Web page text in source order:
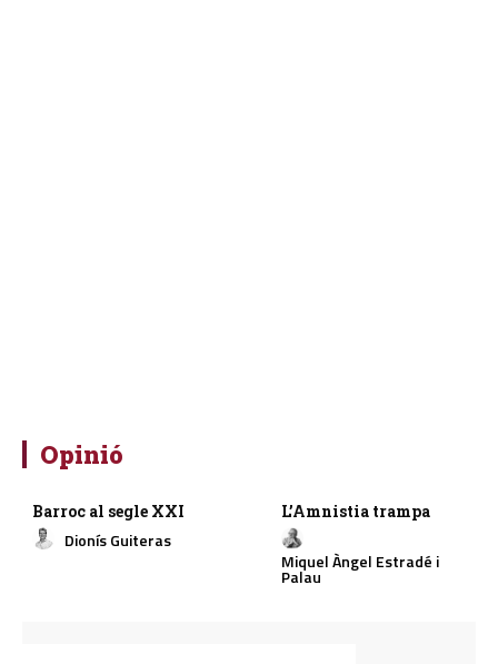
Opinió
Barroc al segle XXI
Dionís Guiteras
L’Amnistia trampa
Miquel Àngel Estradé i
Palau